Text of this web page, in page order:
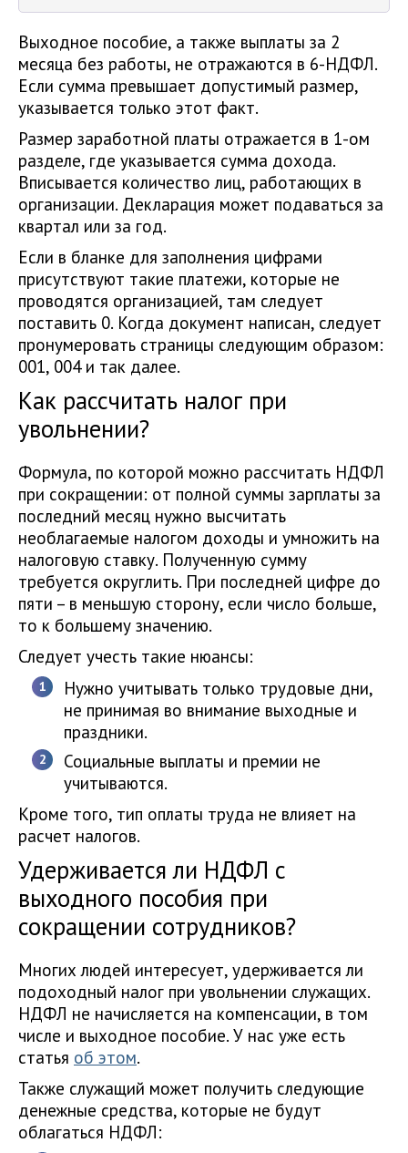
Выходное пособие, а также выплаты за 2
месяца без работы, не отражаются в 6-НДФЛ.
Если сумма превышает допустимый размер,
указывается только этот факт.
Размер заработной платы отражается в 1-ом
разделе, где указывается сумма дохода.
Вписывается количество лиц, работающих в
организации. Декларация может подаваться за
квартал или за год.
Если в бланке для заполнения цифрами
присутствуют такие платежи, которые не
проводятся организацией, там следует
поставить 0. Когда документ написан, следует
пронумеровать страницы следующим образом:
001, 004 и так далее.
Как рассчитать налог при
увольнении?
Формула, по которой можно рассчитать НДФЛ
при сокращении: от полной суммы зарплаты за
последний месяц нужно высчитать
необлагаемые налогом доходы и умножить на
налоговую ставку. Полученную сумму
требуется округлить. При последней цифре до
пяти – в меньшую сторону, если число больше,
то к большему значению.
Следует учесть такие нюансы:
Нужно учитывать только трудовые дни,
не принимая во внимание выходные и
праздники.
Социальные выплаты и премии не
учитываются.
Кроме того, тип оплаты труда не влияет на
расчет налогов.
Удерживается ли НДФЛ с
выходного пособия при
сокращении сотрудников?
Многих людей интересует, удерживается ли
подоходный налог при увольнении служащих.
НДФЛ не начисляется на компенсации, в том
числе и выходное пособие. У нас уже есть
статья об этом.
Также служащий может получить следующие
денежные средства, которые не будут
облагаться НДФЛ: